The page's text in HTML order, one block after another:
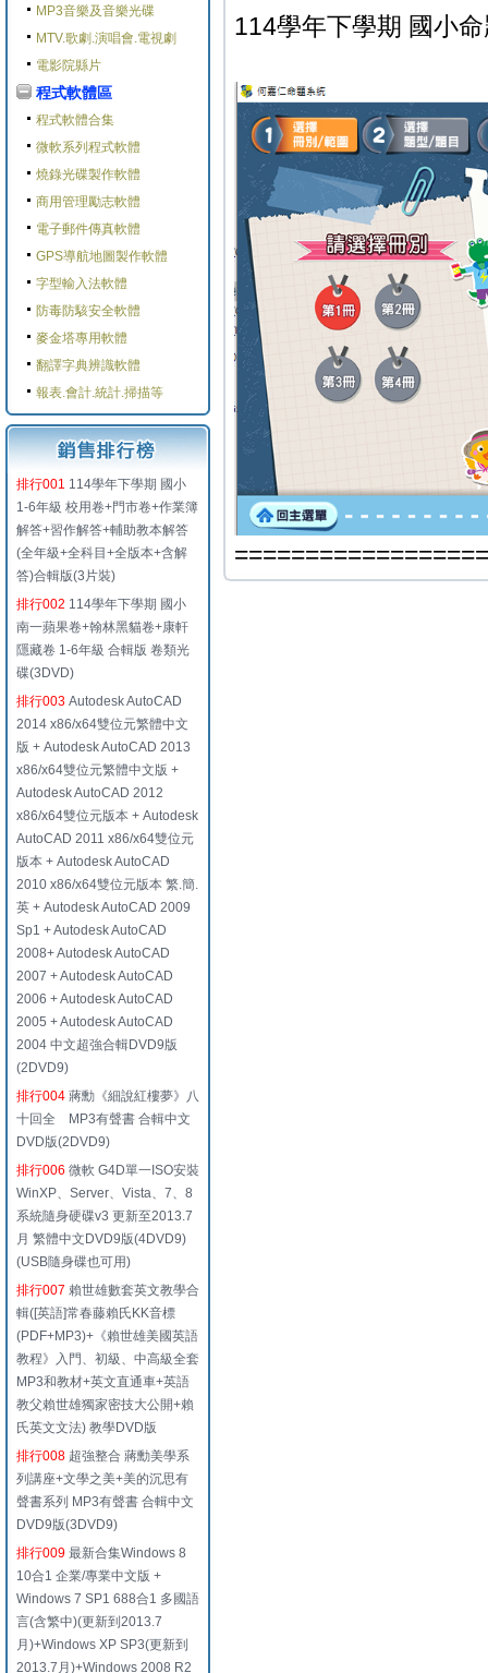
MP3音樂及音樂光碟
MTV.歌劇.演唱會.電視劇
電影院縣片
程式軟體區
程式軟體合集
微軟系列程式軟體
燒錄光碟製作軟體
商用管理勵志軟體
電子郵件傳真軟體
GPS導航地圖製作軟體
字型輸入法軟體
防毒防駭安全軟體
麥金塔專用軟體
翻譯字典辨識軟體
報表.會計.統計.掃描等
排行001 114學年下學期 國小
1-6年級 校用卷+門市卷+作業簿
解答+習作解答+輔助教本解答
(全年級+全科目+全版本+含解
答)合輯版(3片裝)
排行002 114學年下學期 國小
南一蘋果卷+翰林黑貓卷+康軒
隱藏卷 1-6年級 合輯版 卷類光
碟(3DVD)
排行003 Autodesk AutoCAD
2014 x86/x64雙位元繁體中文
版 + Autodesk AutoCAD 2013
x86/x64雙位元繁體中文版 +
Autodesk AutoCAD 2012
x86/x64雙位元版本 + Autodesk
AutoCAD 2011 x86/x64雙位元
版本 + Autodesk AutoCAD
2010 x86/x64雙位元版本 繁.簡.
英 + Autodesk AutoCAD 2009
Sp1 + Autodesk AutoCAD
2008+ Autodesk AutoCAD
2007 + Autodesk AutoCAD
2006 + Autodesk AutoCAD
2005 + Autodesk AutoCAD
2004 中文超強合輯DVD9版
(2DVD9)
排行004 蔣勳《細說紅樓夢》八
十回全 MP3有聲書 合輯中文
DVD版(2DVD9)
排行006 微軟 G4D單一ISO安裝
WinXP、Server、Vista、7、8
系統隨身硬碟v3 更新至2013.7
月 繁體中文DVD9版(4DVD9)
(USB隨身碟也可用)
排行007 賴世雄數套英文教學合
輯([英語]常春藤賴氏KK音標
(PDF+MP3)+《賴世雄美國英語
教程》入門、初級、中高級全套
MP3和教材+英文直通車+英語
教父賴世雄獨家密技大公開+賴
氏英文文法) 教學DVD版
排行008 超強整合 蔣勳美學系
列講座+文學之美+美的沉思有
聲書系列 MP3有聲書 合輯中文
DVD9版(3DVD9)
排行009 最新合集Windows 8
10合1 企業/專業中文版 +
Windows 7 SP1 688合1 多國語
言(含繁中)(更新到2013.7
月)+Windows XP SP3(更新到
2013.7月)+Windows 2008 R2
114學年下學期 國小